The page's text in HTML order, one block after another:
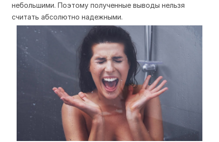
небольшими. Поэтому полученные выводы нельзя
считать абсолютно надежными.